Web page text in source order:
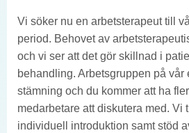
Vi söker nu en arbetsterapeut till
period. Behovet av
och vi ser att det gör skillnad i
behandling. Arbetsgruppen på vår
stämning och du kommer att ha
medarbetare att diskutera med. Vi
individuell introduktion samt stöd